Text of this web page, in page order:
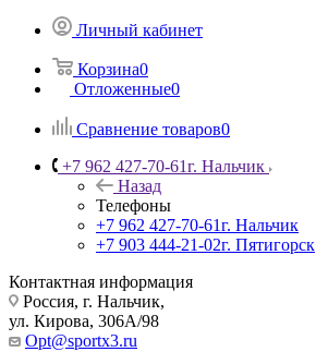
Личный кабинет
Корзина0
Отложенные0
Сравнение товаров0
+7 962 427-70-61г. Нальчик
Назад
Телефоны
+7 962 427-70-61г. Нальчик
+7 903 444-21-02г. Пятигорск
Контактная информация
Россия, г. Нальчик,
ул. Кирова, 306А/98
Opt@sportx3.ru